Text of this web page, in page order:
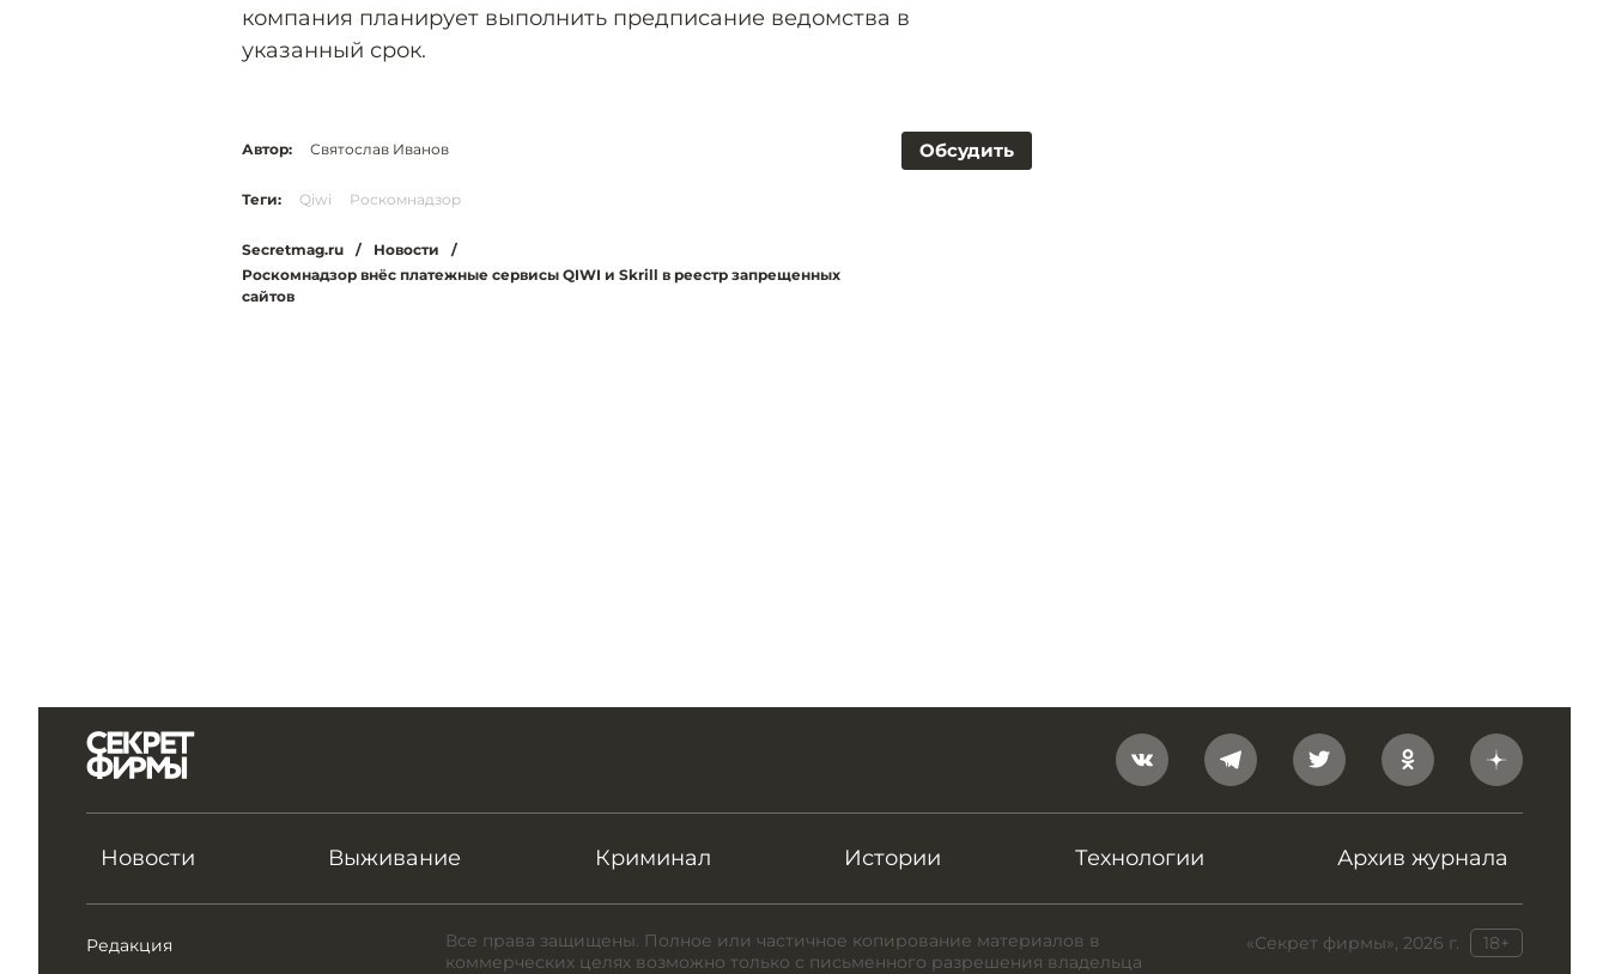
компания планирует выполнить предписание ведомства в
указанный срок.
Обсудить
Автор: Святослав Иванов
Теги: Qiwi Роскомнадзор
Secretmag.ru / Новости
/
Роскомнадзор внёс платежные сервисы QIWI и Skrill в реестр запрещенных
сайтов
Новости Выживание Криминал Истории Технологии Архив журнала
Редакция «Секрет фирмы», 2026 г.
18+
Все права защищены. Полное или частичное копирование материалов в
коммерческих целях возможно только с письменного разрешения владельца